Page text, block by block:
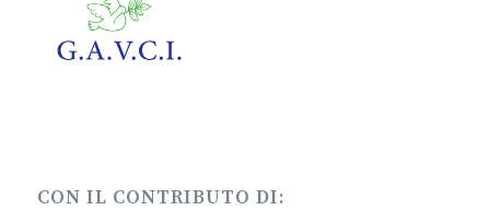
CON IL CONTRIBUTO DI: